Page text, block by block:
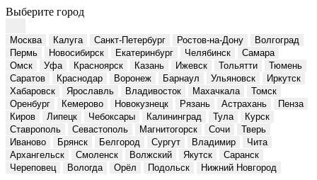
Выберите город
Москва Калуга Санкт-Петербург Ростов-на-Дону
Волгоград
Пермь
Новосибирск Екатеринбург Челябинск
Самара
Омск
Уфа Красноярск Казань Ижевск Тольятти
Тюмень
Саратов
Краснодар Воронеж Барнаул Ульяновск
Иркутск
Хабаровск
Ярославль Владивосток Махачкала
Томск
Оренбург
Кемерово Новокузнецк Рязань Астрахань
Пенза
Киров
Липецк Чебоксары Калининград Тула
Курск
Ставрополь
Севастополь Магнитогорск Сочи
Тверь
Иваново
Брянск Белгород Сургут Владимир
Чита
Архангельск
Смоленск Волжский Якутск
Саранск
Череповец
Вологда Орёл Подольск Нижний Новгород